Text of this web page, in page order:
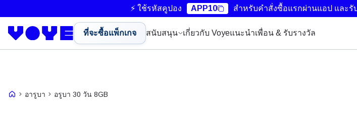
⚡ ใช้รหัสคูปอง APP10 สำหรับคำสั่งซื้อแรกผ่านแอป และรั
ที่จะซื้อแพ็กเกจ สนับสนุน เกี่ยวกับ Voyeแนะนำเพื่อน & รับรางวัล
อารูบา อรูบา 30 วัน 8GB